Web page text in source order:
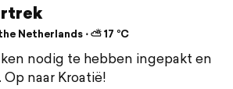
Netherlands ⋅ ⛅ 17 °C
nodig te hebben ingepakt en
naar Kroatië!